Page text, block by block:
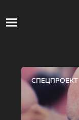
СПЕЦПРОЕКТ